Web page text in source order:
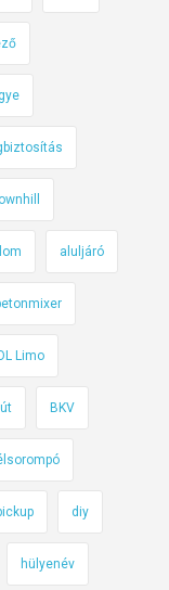
aluljáró
Limo
BKV
diy
hülyenév